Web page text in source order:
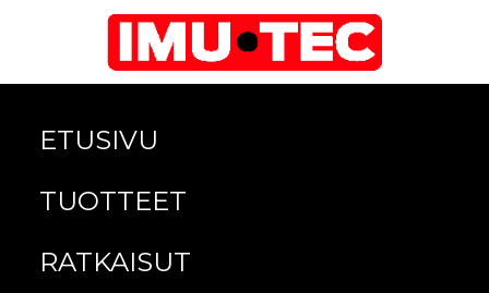
ETUSIVU
TUOTTEET
RATKAISUT